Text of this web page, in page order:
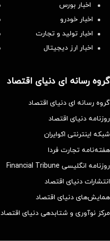
اخبار بورس
اخبار خودرو
اخبار تولید و تجارت
اخبار ارز دیجیتال
گروه رسانه ای دنیای اقتصاد
گروه رسانه ای دنیای اقتصاد
روزنامه دنیای اقتصاد
شبکه اینترنتی اکوایران
هفته‌نامه تجارت فردا
روزنامه انگلیسی Financial Tribune
انتشارات دنیای اقتصاد
همایش‌های دنیای اقتصاد
مرکز نوآوری و شتابدهی دنیای اقتصاد